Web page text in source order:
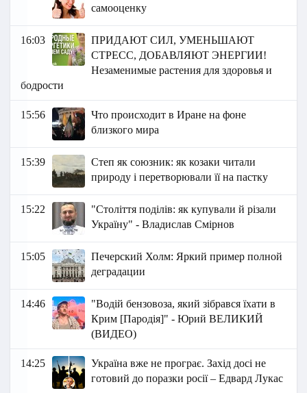
самооценку
16:03
ПРИДАЮТ СИЛ, УМЕНЬШАЮТ
СТРЕСС, ДОБАВЛЯЮТ ЭНЕРГИИ!
Незаменимые растения для здоровья и
бодрости
15:56
Что происходит в Иране на фоне
близкого мира
15:39
Степ як союзник: як козаки читали
природу і перетворювали її на пастку
15:22
"Століття поділів: як купували й різали
Україну" - Владислав Смірнов
15:05
Печерский Холм: Яркий пример полной
деградации
14:46
"Водій бензовоза, який зібрався їхати в
Крим [Пародія]" - Юрий ВЕЛИКИЙ
(ВИДЕО)
14:25
Україна вже не програє. Захід досі не
готовий до поразки росії – Едвард Лукас